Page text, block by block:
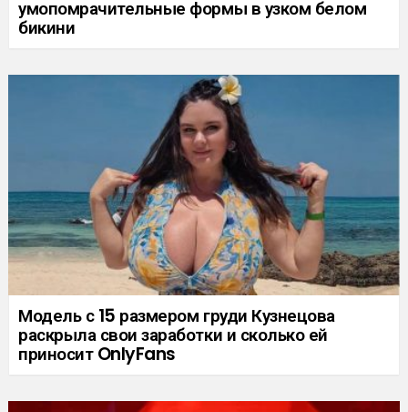
умопомрачительные формы в узком белом
бикини
Модель с 15 размером груди Кузнецова
раскрыла свои заработки и сколько ей
приносит OnlyFans